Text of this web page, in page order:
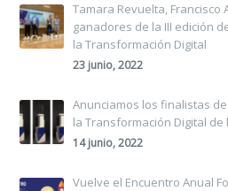
Tamara Revuelta, Francisco
ganadores de la III edición
la Transformación Digital
23 junio, 2022
Anunciamos los finalistas
la Transformación Digital de
14 junio, 2022
Vuelve el Encuentro Anual